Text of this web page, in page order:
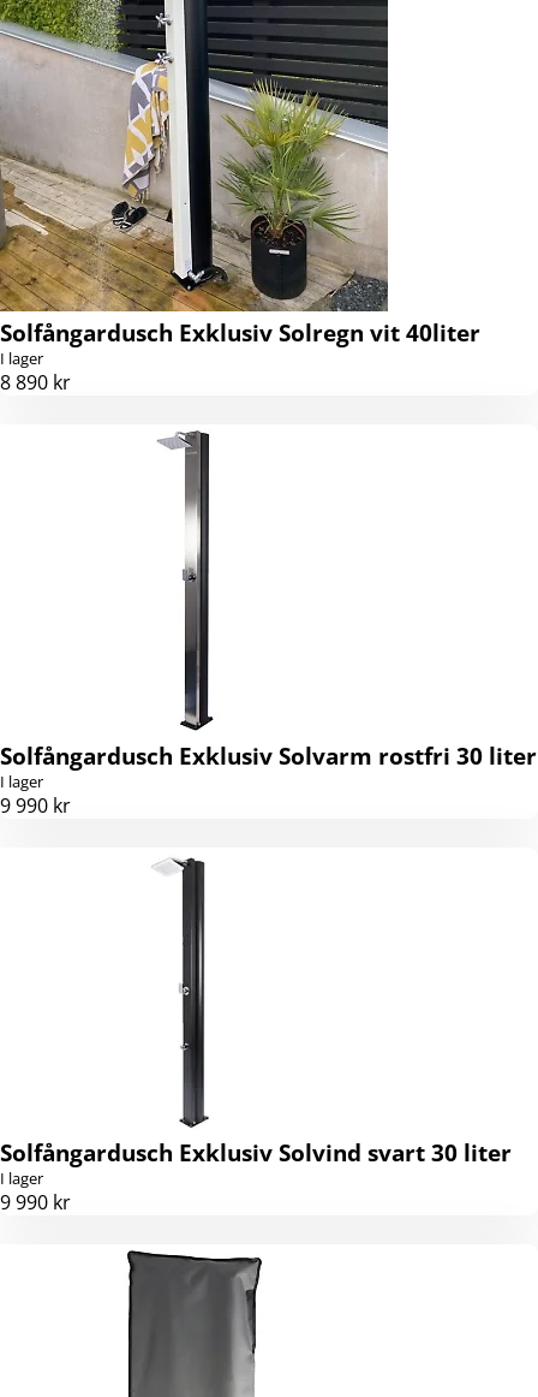
Solfångardusch Exklusiv Solregn vit 40liter
I lager
8 890 kr
Solfångardusch Exklusiv Solvarm rostfri 30 liter
I lager
9 990 kr
Solfångardusch Exklusiv Solvind svart 30 liter
I lager
9 990 kr